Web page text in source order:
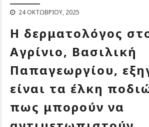
24 ΟΚΤΩΒΡΊΟΥ, 2025
Η δερματολόγος
Αγρίνιο, Βασιλική
Παπαγεωργίου,
είναι τα έλκη
πως μπορούν να